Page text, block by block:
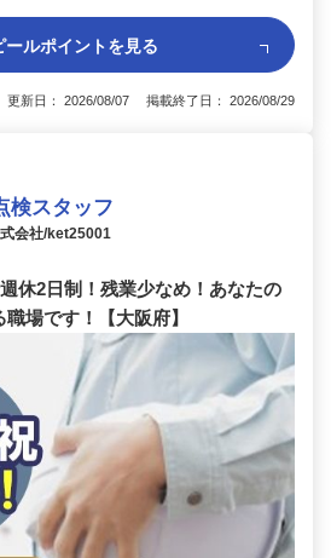
ールポイントを見る
更新日： 2026/08/07 掲載終了日： 2026/08/29
検スタッフ
会社/ket25001
休2日制！残業少なめ！あなたの
場です！【大阪府】